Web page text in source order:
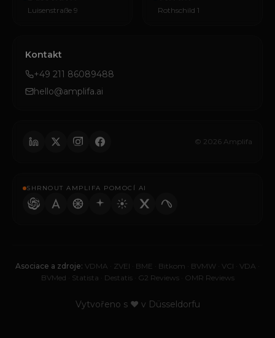
Luisenstraße 9 Rothschild 1
Kontakt
+49 211 86089488
hello@amplifa.ai
© 2026 Amplifa
SHRNOUT AMPLIFA POMOCÍ AI
Asociace a zdroje: VDMA ZVEI BME Bitkom BVMW VCI VDA
BVMed
Statista Destatis· G2 Reviews· OMR Reviews
Vytvořeno s ♥ v Düsseldorfu